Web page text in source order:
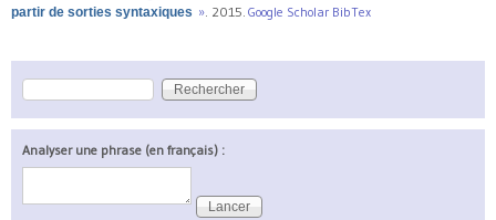
partir de sorties syntaxiques ». 2015. Google Scholar BibTex
Formulaire de recherche
Rechercher
Analyser une phrase (en français) :